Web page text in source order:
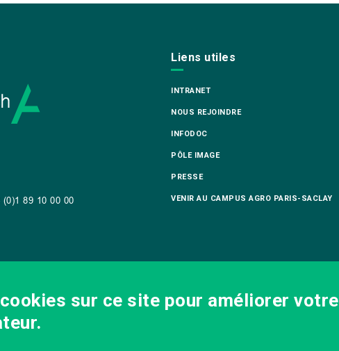
(0)1 89 10 00 00
Liens utiles
INTRANET
NOUS REJOINDRE
INFODOC
PÔLE IMAGE
PRESSE
VENIR AU CAMPUS AGRO PARIS-SACLAY
sur ce site pour améliorer votre